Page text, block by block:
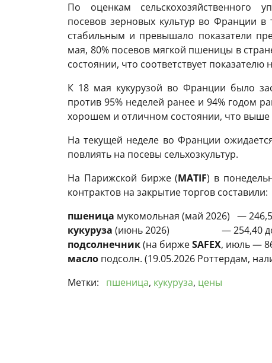
По оценкам сельскохозяйственного
посевов зерновых культур во Франции в
стабильным и превышало показатели
мая, 80% посевов мягкой пшеницы в
состоянии, что соответствует показателю
К 18 мая кукурузой во Франции было
против 95% неделей ранее и 94% годом
хорошем и отличном состоянии, что выше
На текущей неделе во Франции
повлиять на посевы сельхозкультур.
На Парижской бирже (МАTIF) в
контрактов на закрытие торгов составили:
пшеница мукомольная (май 2026) —
кукуруза (июнь 2026) — 254,40 дол./
подсолнечник(на биржеSAFEX, июль —
масло подсолн. (19.05.2026 Роттердам,
Метки:
пшеница, кукуруза, цены